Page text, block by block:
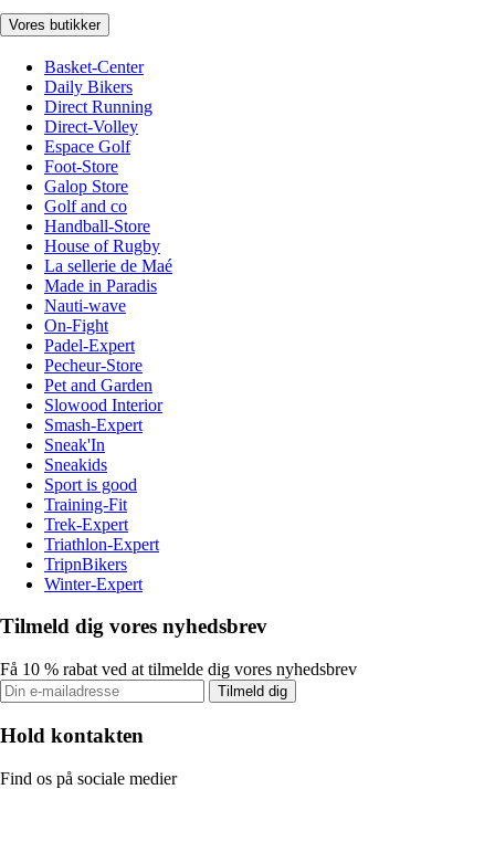
Vores butikker
Basket-Center
Daily Bikers
Direct Running
Direct-Volley
Espace Golf
Foot-Store
Galop Store
Golf and co
Handball-Store
House of Rugby
La sellerie de Maé
Made in Paradis
Nauti-wave
On-Fight
Padel-Expert
Pecheur-Store
Pet and Garden
Slowood Interior
Smash-Expert
Sneak'In
Sneakids
Sport is good
Training-Fit
Trek-Expert
Triathlon-Expert
TripnBikers
Winter-Expert
Tilmeld dig vores nyhedsbrev
Få 10 % rabat ved at tilmelde dig vores nyhedsbrev
Tilmeld dig
Hold kontakten
Find os på sociale medier